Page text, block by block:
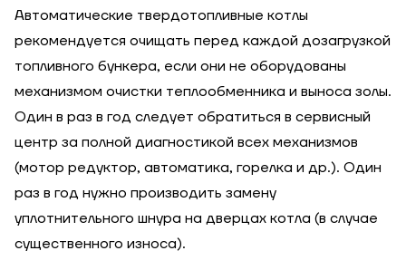
Автоматические твердотопливные котлы
рекомендуется очищать перед каждой дозагрузкой
топливного бункера, если они не оборудованы
механизмом очистки теплообменника и выноса золы.
Один в раз в год следует обратиться в сервисный
центр за полной диагностикой всех механизмов
(мотор редуктор, автоматика, горелка и др.). Один
раз в год нужно производить замену
уплотнительного шнура на дверцах котла (в случае
существенного износа).